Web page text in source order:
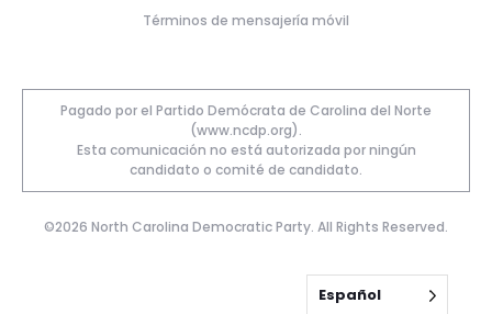
Términos de mensajería móvil
Pagado por el Partido Demócrata de Carolina del Norte
(www.ncdp.org).
Esta comunicación no está autorizada por ningún
candidato o comité de candidato.
©2026 North Carolina Democratic Party. All Rights Reserved.
Español